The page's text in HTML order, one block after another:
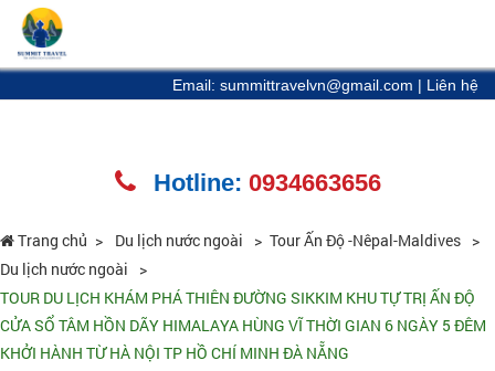
Email: summittravelvn@gmail.com | Liên hệ
Hotline: 0934663656
Trang chủ Du lịch nước ngoài
Tour Ấn Độ -Nêpal-Maldives
Du lịch nước ngoài
TOUR DU LỊCH KHÁM PHÁ THIÊN ĐƯỜNG SIKKIM KHU TỰ TRỊ ẤN ĐỘ
CỬA SỔ TÂM HỒN DÃY HIMALAYA HÙNG VĨ THỜI GIAN 6 NGÀY 5 ĐÊM
KHỞI HÀNH TỪ HÀ NỘI TP HỒ CHÍ MINH ĐÀ NẴNG